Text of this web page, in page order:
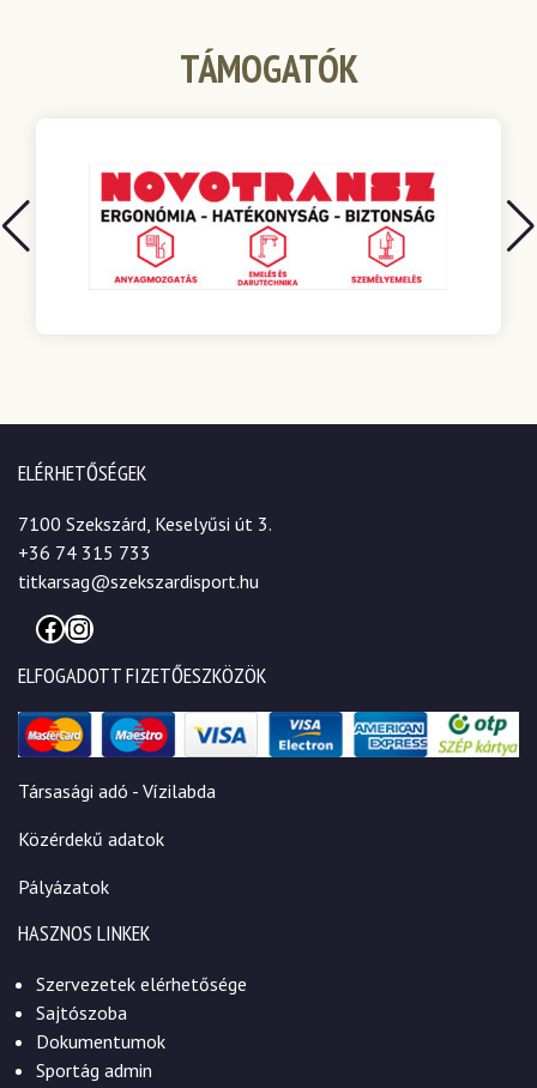
TÁMOGATÓK
ELÉRHETŐSÉGEK
7100 Szekszárd, Keselyűsi út 3.
+36 74 315 733
titkarsag@szekszardisport.hu
Facebook
Instagram
ELFOGADOTT FIZETŐESZKÖZÖK
Társasági adó - Vízilabda
Közérdekű adatok
Pályázatok
HASZNOS LINKEK
Szervezetek elérhetősége
Sajtószoba
Dokumentumok
Sportág admin